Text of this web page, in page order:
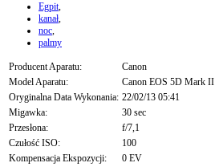
Egpit,
kanał,
noc,
palmy
Producent Aparatu:
Canon
Model Aparatu:
Canon EOS 5D Mark II
Oryginalna Data Wykonania: 22/02/13 05:41
Migawka:
30 sec
Przesłona:
f/7,1
Czułość ISO:
100
Kompensacja Ekspozycji:
0 EV